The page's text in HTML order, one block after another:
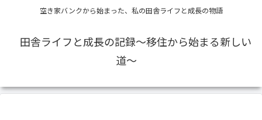
空き家バンクから始まった、私の田舎ライフと成長の物語
田舎ライフと成長の記録〜移住から始まる新しい
道〜